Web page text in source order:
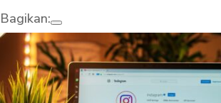
Bagikan: